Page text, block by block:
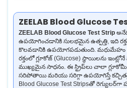
ZEELAB Blood Glucose
ZEELAB Blood Glucose Test Strip
ఉపయోగించడానికి సులభమైన ఉత్పత్తి, ఇది
కొలవడానికి ఉపయోగపడుతుంది. మధుమేహం
రక్తంలో గ్లూకోజ్ (Glucose) స్థాయిలను
ముఖ్యమైన సాధనం. ఈ స్ట్రిప్‌లు చాలా
సరిపోతాయి మరియు సరిగ్గా ఉపయోగిస్తే
Blood Glucose Test Strips‌తో